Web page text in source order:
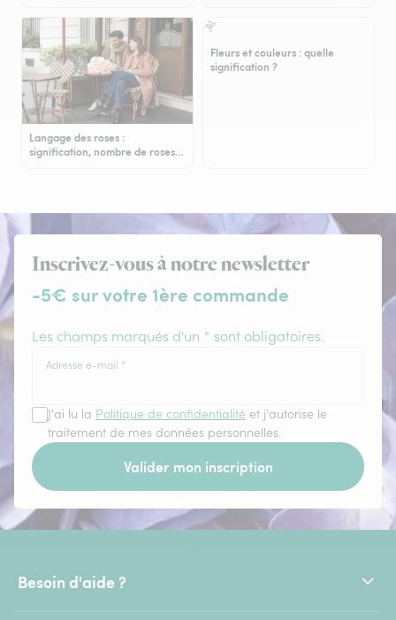
Langage des roses :
signification, nombre de roses…
Fleurs et couleurs : quelle
signification ?
Inscrivez-vous à notre newsletter
-5€ sur votre 1ère commande
Les champs marqués d'un * sont obligatoires.
Adresse e-mail *
J'ai lu la Politique de confidentialité et j'autorise le
traitement de mes données personnelles.
Valider mon inscription
Besoin d'aide ?